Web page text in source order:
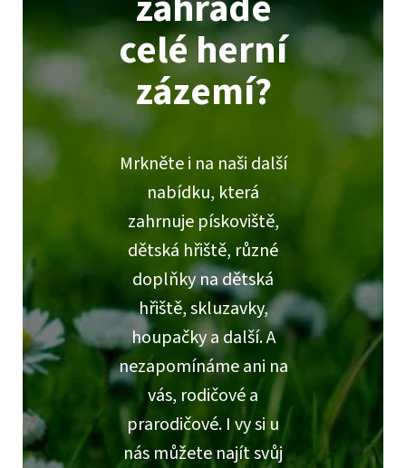
celé herní
zázemí?
Mrkněte i na naši další
nabídku, která
zahrnuje pískoviště,
dětská hřiště, různé
doplňky na dětská
hřiště, skluzavky,
houpačky a další. A
nezapomínáme ani na
vás, rodičové a
prarodičové. I vy si u
nás můžete najít svůj